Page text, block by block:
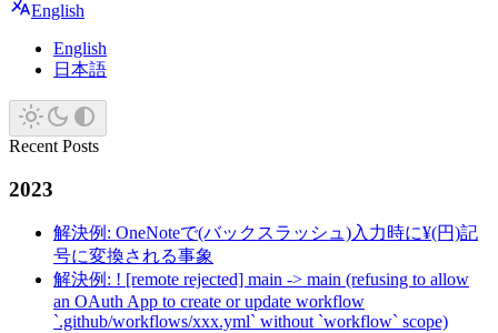
English
English
日本語
Recent Posts
2023
解決例: OneNoteで(バックスラッシュ)入力時に¥(円)記
号に変換される事象
解決例: ! [remote rejected] main -> main (refusing to allow
an OAuth App to create or update workflow
`.github/workflows/xxx.yml` without `workflow` scope)